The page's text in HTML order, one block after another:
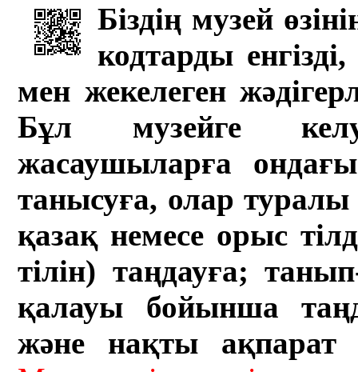
Біздің музей
кодтарды
мен жекелеген
Бұл музейге
жасаушыларға
танысуға, олар туралы
қазақ немесе орыс
тілін) таңдауға;
қалауы бойынша
және нақты ақпарат